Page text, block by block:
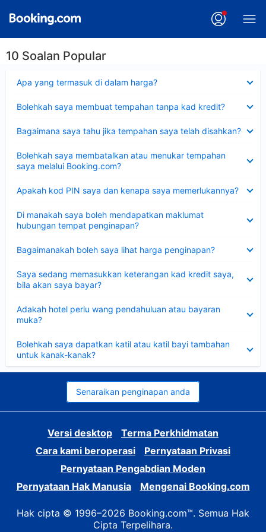
10 Soalan Popular
Apa yang termasuk di dalam harga?
Bolehkah saya membuat tempahan tanpa kad kredit?
Bagaimana saya tahu jika tempahan saya telah disahkan?
Bolehkah saya membatalkan atau menukar tempahan
saya melalui Booking.com?
Apakah kod PIN saya dan kenapa saya memerlukannya?
Di manakah saya boleh mendapatkan maklumat
hubungan tempat penginapan?
Bagaimanakah boleh saya lihat harga penginapan?
Saya sedang memasukkan keterangan kad kredit saya,
bila akan saya bayar?
Adakah hotel perlu wang pendahuluan atau bayaran
muka?
Bolehkah saya dapatkan katil atau katil bayi tambahan
untuk kanak-kanak?
Senaraikan penginapan anda
Versi desktop
Terma Perkhidmatan
Cara kami beroperasi
Pernyataan Privasi
Pernyataan Pengabdian Moden
Pernyataan Hak Manusia
Mengenai Booking.com
Hak cipta © 1996–2026 Booking.com™. Semua Hak
Cipta Terpelihara.